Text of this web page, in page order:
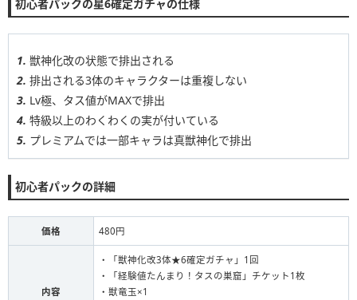
初心者パックの星6確定ガチャの仕様
獣神化改の状態で排出される
排出される3体のキャラクターは重複しない
Lv極、タス値がMAXで排出
特級以上のわくわくの実が付いている
プレミアムでは一部キャラは真獣神化で排出
初心者パックの詳細
価格 480円
内容
・「獣神化改3体★6確定ガチャ」1回
・「経験値たんまり！タスの巣窟」チケット1枚
・獣竜玉×1